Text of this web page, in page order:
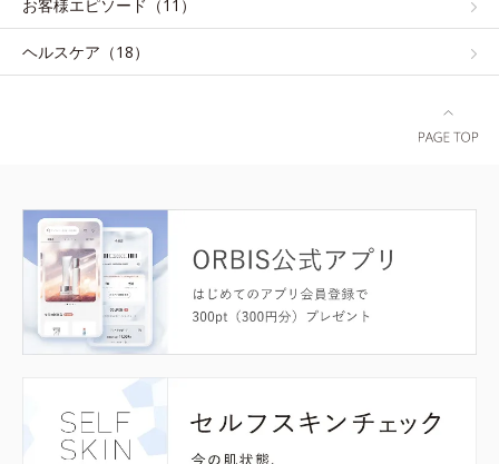
お客様エピソード（11）
ヘルスケア（18）